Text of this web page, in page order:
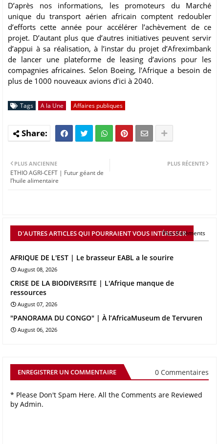
D’après nos informations, les promoteurs du Marché
unique du transport aérien africain comptent redoubler
d’efforts cette année pour accélérer l’achèvement de ce
projet. D’autant plus que d’autres initiatives peuvent servir
d’appui à sa réalisation, à l’instar du projet d’Afreximbank
de lancer une plateforme de leasing d’avions pour les
compagnies africaines. Selon Boeing, l’Afrique a besoin de
plus de 1000 nouveaux avions d’ici à 2040.
Tags A la Une Affaires publiques
PLUS RÉCENTE
PLUS ANCIENNE
ETHIO AGRI-CEFT | Futur géant de
l’huile alimentaire
D'AUTRES ARTICLES QUI POURRAIENT VOUS INTÉRESSER
Plus d'éléments
AFRIQUE DE L'EST | Le brasseur EABL a le sourire
August 08, 2026
CRISE DE LA BIODIVERSITE | L'Afrique manque de
ressources
August 07, 2026
"PANORAMA DU CONGO" | À l’AfricaMuseum de Tervuren
August 06, 2026
ENREGISTRER UN COMMENTAIRE 0 Commentaires
* Please Don't Spam Here. All the Comments are Reviewed
by Admin.